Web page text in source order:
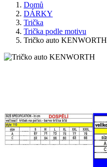
Domů
DÁRKY
Trička
Trička podle motivu
Tričko auto KENWORTH